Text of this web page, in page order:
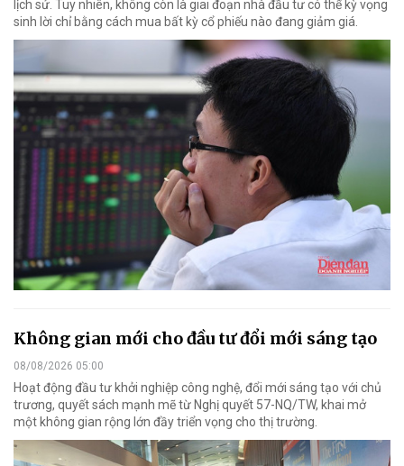
lịch sử. Tuy nhiên, không còn là giai đoạn nhà đầu tư có thể kỳ vọng
sinh lời chỉ bằng cách mua bất kỳ cổ phiếu nào đang giảm giá.
Không gian mới cho đầu tư đổi mới sáng tạo
08/08/2026 05:00
Hoạt động đầu tư khởi nghiệp công nghệ, đổi mới sáng tạo với chủ
trương, quyết sách mạnh mẽ từ Nghị quyết 57-NQ/TW, khai mở
một không gian rộng lớn đầy triển vọng cho thị trường.